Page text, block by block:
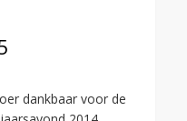
dankbaar voor de